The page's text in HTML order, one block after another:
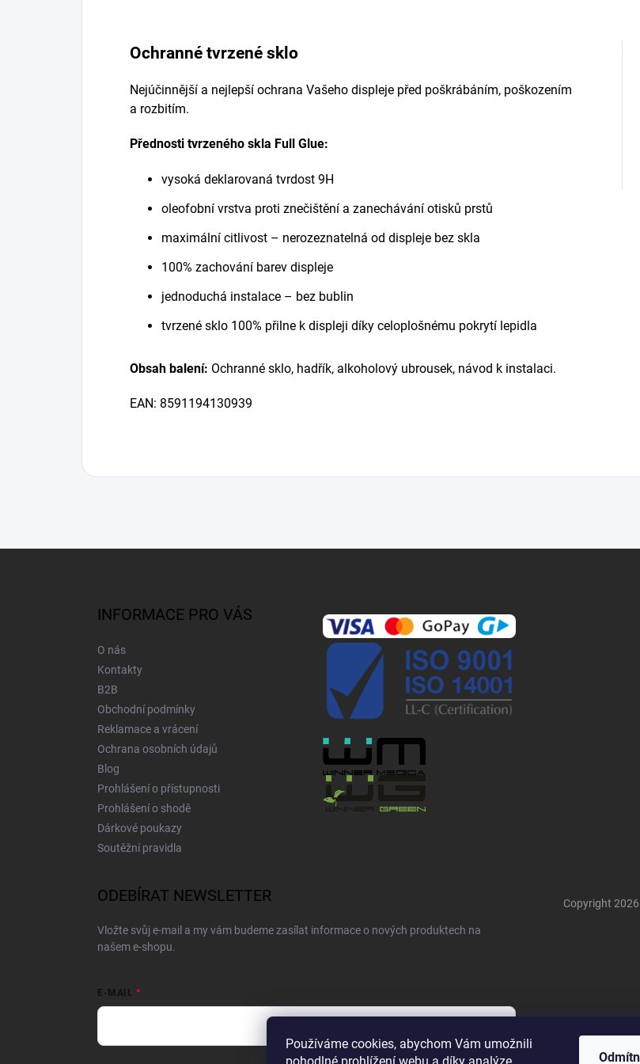
Používáme cookies, abychom Vám umožnili
Ochranné tvrzené sklo
Nejúčinnější a nejlepší ochrana Vašeho displeje před poškrábáním, poškozením
a rozbitím.
Přednosti tvrzeného skla Full Glue:
vysoká deklarovaná tvrdost 9H
oleofobní vrstva proti znečištění a zanechávání otisků prstů
maximální citlivost – nerozeznatelná od displeje bez skla
100% zachování barev displeje
jednoduchá instalace – bez bublin
tvrzené sklo 100% přilne k displeji díky celoplošnému pokrytí lepidla
Obsah balení: Ochranné sklo, hadřík, alkoholový ubrousek, návod k instalaci.
EAN: 8591194130939
INFORMACE PRO VÁS
O nás
Kontakty
B2B
Obchodní podmínky
Reklamace a vrácení
Ochrana osobních údajů
Blog
Prohlášení o přístupnosti
Prohlášení o shodě
Dárkové poukazy
Soutěžní pravidla
ODEBÍRAT NEWSLETTER
Vložte svůj e-mail a my vám budeme zasílat informace o nových produktech na
našem e-shopu.
E-MAIL
Copyright 2026